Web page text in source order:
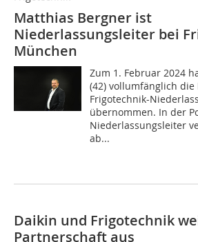
Matthias Bergner ist
Niederlassungsleiter bei
München
Zum 1. Februar 2024
(42) vollumfänglich
Frigotechnik-
übernommen. In der
Niederlassungsleiter
ab...
Daikin und Frigotechnik
Partnerschaft aus